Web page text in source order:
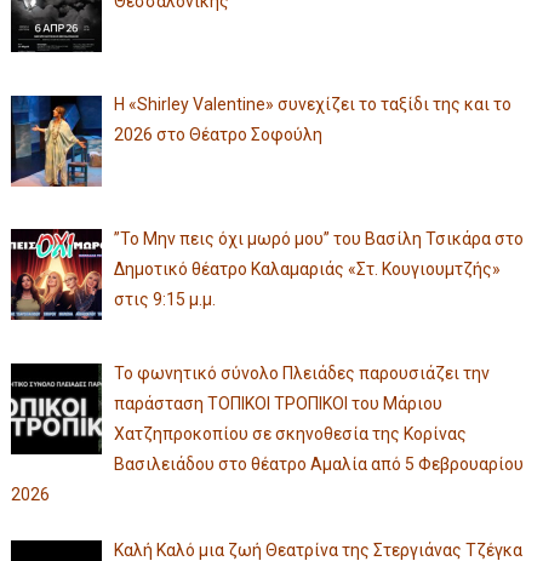
Η «Shirley Valentine» συνεχίζει το ταξίδι της και το
2026 στο Θέατρο Σοφούλη
”Το Μην πεις όχι μωρό μου” του Βασίλη Τσικάρα στο
Δημοτικό θέατρο Καλαμαριάς «Στ. Κουγιουμτζής»
στις 9:15 μ.μ.
Το φωνητικό σύνολο Πλειάδες παρουσιάζει την
παράσταση ΤΟΠΙΚΟΙ ΤΡΟΠΙΚΟΙ του Μάριου
Χατζηπροκοπίου σε σκηνοθεσία της Κορίνας
Βασιλειάδου στο θέατρο Αμαλία από 5 Φεβρουαρίου
2026
Καλή Καλό μια ζωή Θεατρίνα της Στεργιάνας Τζέγκα